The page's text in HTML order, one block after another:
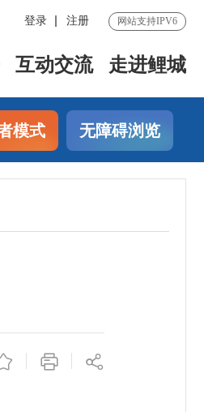
登录 注册 网站支持IPV6
互动交流 走进鲤城
模式 无障碍浏览